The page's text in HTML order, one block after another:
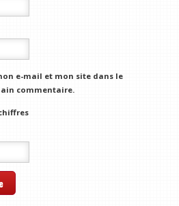
e-mail et mon site dans le
commentaire.